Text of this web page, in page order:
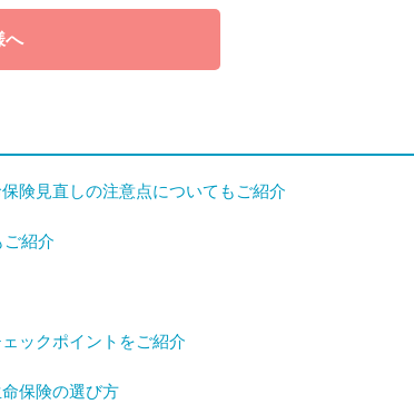
へ
険見直しの注意点についてもご紹介
紹介
ックポイントをご紹介
保険の選び方